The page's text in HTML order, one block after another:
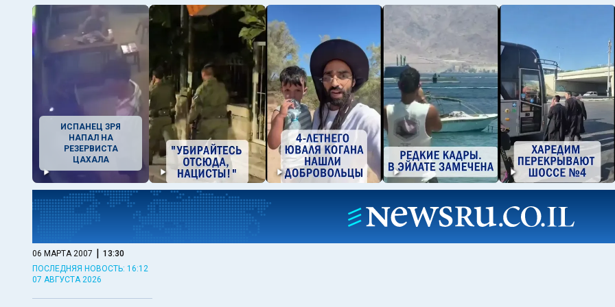
ИСПАНЕЦ ЗРЯ
НАПАЛ НА
РЕЗЕРВИСТА
ЦАХАЛА
06 МАРТА 2007 | 13:30
ПОСЛЕДНЯЯ НОВОСТЬ: 16:12
07 АВГУСТА 2026